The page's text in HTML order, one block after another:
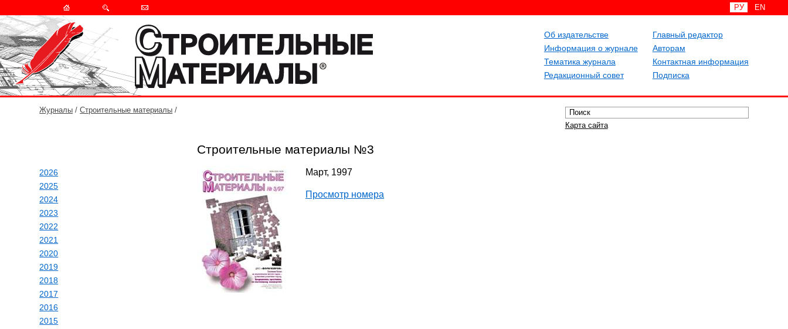
РУ EN
Об издательстве
Информация о журнале
Тематика журнала
Редакционный совет
Главный редактор
Авторам
Контактная информация
Подписка
Журналы /Строительные материалы /
Карта сайта
Строительные материалы №3
2026
2025
2024
2023
2022
2021
2020
2019
2018
2017
2016
2015
Март, 1997
Просмотр номера